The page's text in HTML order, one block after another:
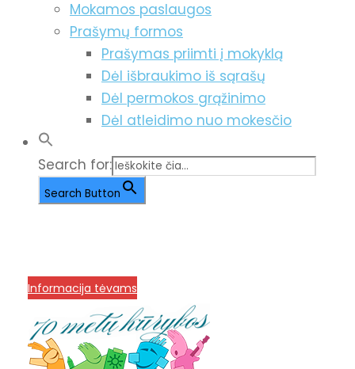
Mokamos paslaugos
Prašymų formos
Prašymas priimti į mokyklą
Dėl išbraukimo iš sąrašų
Dėl permokos grąžinimo
Dėl atleidimo nuo mokesčio
Search for:
Search Button
Informacija tėvams